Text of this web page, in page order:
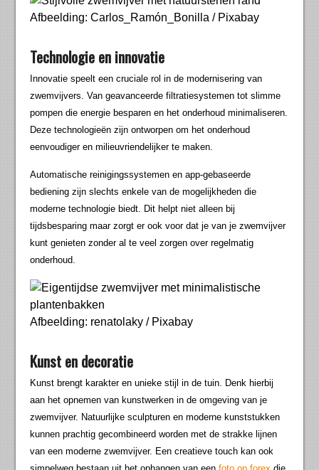
Afbeelding: Carlos_Ramón_Bonilla / Pixabay
Technologie en innovatie
Innovatie speelt een cruciale rol in de modernisering van
zwemvijvers. Van geavanceerde filtratiesystemen tot slimme
pompen die energie besparen en het onderhoud minimaliseren.
Deze technologieën zijn ontworpen om het onderhoud
eenvoudiger en milieuvriendelijker te maken.
Automatische reinigingssystemen en app-gebaseerde
bediening zijn slechts enkele van de mogelijkheden die
moderne technologie biedt. Dit helpt niet alleen bij
tijdsbesparing maar zorgt er ook voor dat je van je zwemvijver
kunt genieten zonder al te veel zorgen over regelmatig
onderhoud.
Afbeelding: renatolaky / Pixabay
Kunst en decoratie
Kunst brengt karakter en unieke stijl in de tuin. Denk hierbij
aan het opnemen van kunstwerken in de omgeving van je
zwemvijver. Natuurlijke sculpturen en moderne kunststukken
kunnen prachtig gecombineerd worden met de strakke lijnen
van een moderne zwemvijver. Een creatieve touch kan ook